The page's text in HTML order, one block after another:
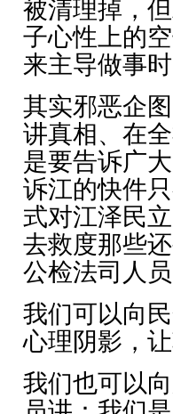
被清理掉，
子心性上的
来主导做事
其实邪恶企
讲真相、在
是要告诉广
诉江的快件
式对江泽民
去救度那些
公检法司人
我们可以向
心理阴影，
我们也可以